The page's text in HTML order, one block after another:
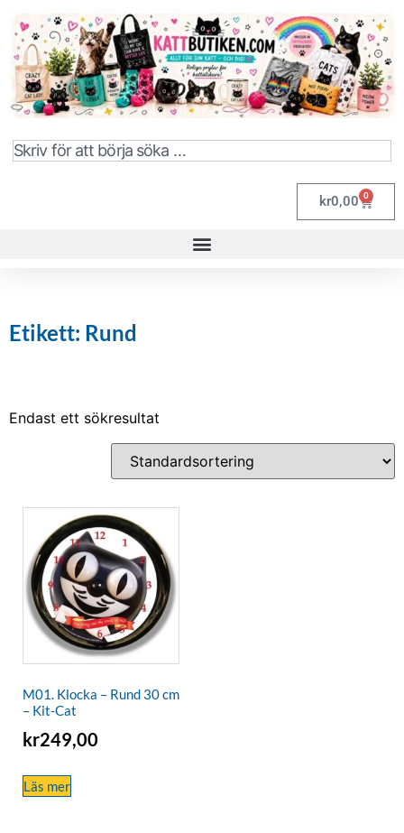
kr0,00 0
Etikett: Rund
Endast ett sökresultat
M01. Klocka – Rund 30 cm
– Kit-Cat
kr249,00
Läs mer